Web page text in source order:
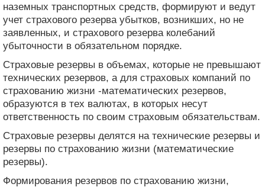
наземных транспортных средств, формируют и ведут
учет страхового резерва убытков, возникших, но не
заявленных, и страхового резерва колебаний
убыточности в обязательном порядке.
Страховые резервы в объемах, которые не превышают
технических резервов, а для страховых компаний по
страхованию жизни -математических резервов,
образуются в тех валютах, в которых несут
ответственность по своим страховым обязательствам.
Страховые резервы делятся на технические резервы и
резервы по страхованию жизни (математические
резервы).
Формирования резервов по страхованию жизни,